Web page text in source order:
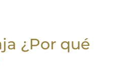
¿Por qué